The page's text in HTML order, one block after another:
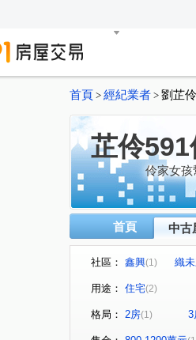
首頁 > 經紀業者 > 劉芷
芷伶
伶家女孩
首頁 中古
社區： 鑫興(1) 織
用途： 住宅(2)
格局： 2房(1) 3